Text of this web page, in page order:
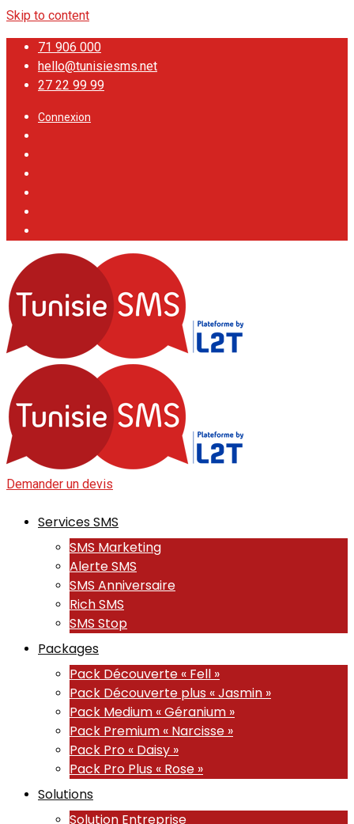
Skip to content
71 906 000
hello@tunisiesms.net
27 22 99 99
Connexion
Demander un devis
Services SMS
SMS Marketing
Alerte SMS
SMS Anniversaire
Rich SMS
SMS Stop
Packages
Pack Découverte « Fell »
Pack Découverte plus « Jasmin »
Pack Medium « Géranium »
Pack Premium « Narcisse »
Pack Pro « Daisy »
Pack Pro Plus « Rose »
Solutions
Solution Entreprise